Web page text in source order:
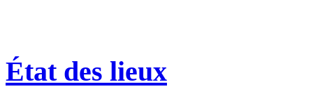
État des lieux